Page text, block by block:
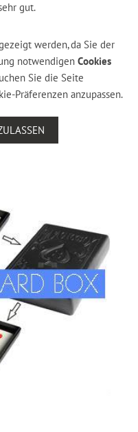
gut.
werden, da Sie der
notwendigen Cookies
Sie die Seite
Präferenzen anzupassen.